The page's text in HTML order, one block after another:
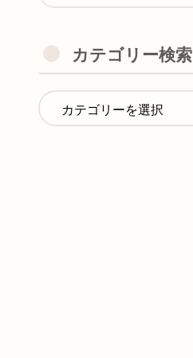
カテゴリー検索